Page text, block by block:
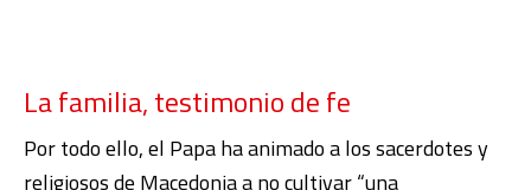
La familia, testimonio de fe
Por todo ello, el Papa ha animado a los sacerdotes y
religiosos de Macedonia a no cultivar “una